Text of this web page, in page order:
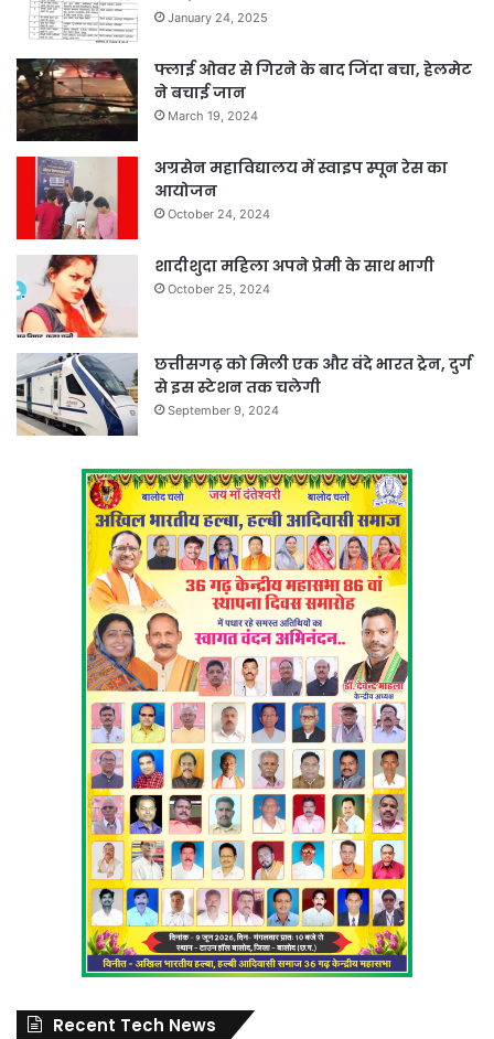
January 24, 2025
फ्लाई ओवर से गिरने के बाद जिंदा बचा, हेलमेट
ने बचाई जान
March 19, 2024
अग्रसेन महाविद्यालय में स्वाइप स्पून रेस का
आयोजन
October 24, 2024
शादीशुदा महिला अपने प्रेमी के साथ भागी
October 25, 2024
छत्तीसगढ़ को मिली एक और वंदे भारत ट्रेन, दुर्ग
से इस स्टेशन तक चलेगी
September 9, 2024
Recent Tech News